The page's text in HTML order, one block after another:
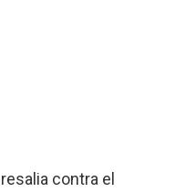
contra el